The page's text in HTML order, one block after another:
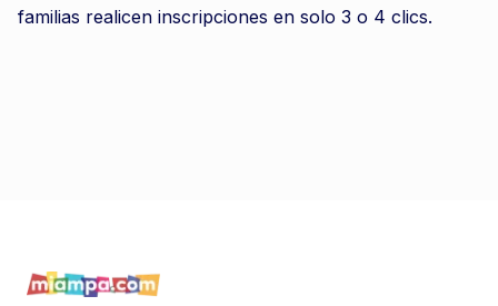
familias realicen inscripciones en solo 3 o 4 clics.